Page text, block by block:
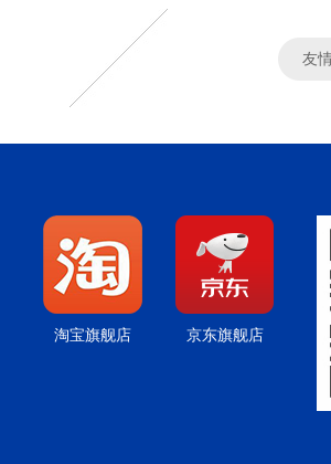
淘宝旗舰店 京东旗舰店